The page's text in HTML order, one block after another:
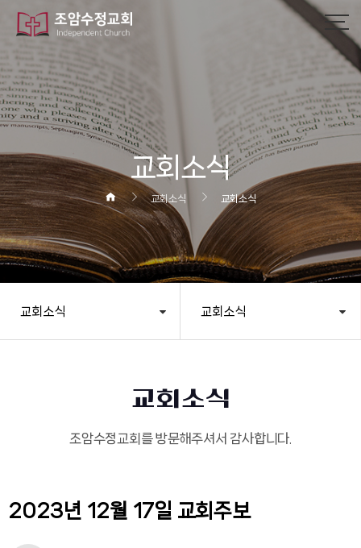
교회소식
교회소식 교회소식
교회소식 교회소식
교회소식
조암수정교회를 방문해주셔서 감사합니다.
2023년 12월 17일 교회주보